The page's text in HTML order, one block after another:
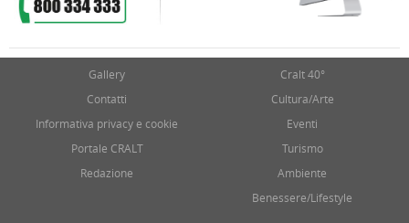
Gallery
Contatti
Informativa privacy e cookie
Portale CRALT
Redazione
Cralt 40°
Cultura/Arte
Eventi
Turismo
Ambiente
Benessere/Lifestyle